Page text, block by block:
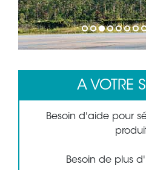
1 2 3 4 5 6 7
A VOTRE
Besoin d'aide pour
Besoin de plus